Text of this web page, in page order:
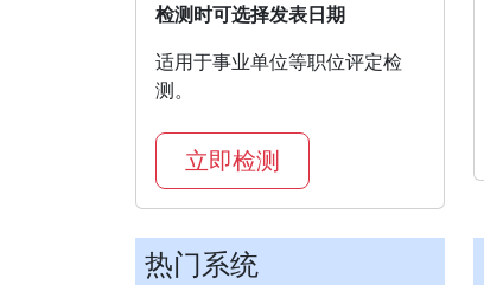
检测时可选择发表日期
适用于事业单位等职位评定检
测。
立即检测
热门系统